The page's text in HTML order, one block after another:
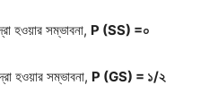
হওয়ার সম্ভাবনা, P (SS) =০
হওয়ার সম্ভাবনা, P (GS) = ১/২